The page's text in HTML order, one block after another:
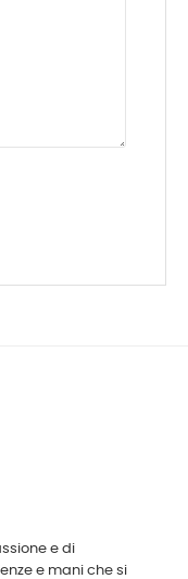
e di
e mani che si